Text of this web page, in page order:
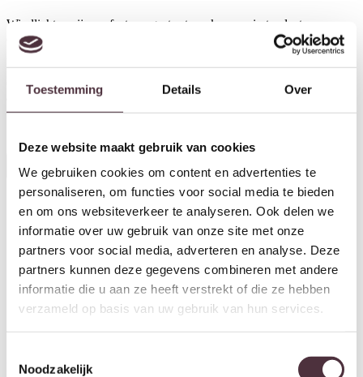
Toestemming Details Over
Deze website maakt gebruik van cookies
We gebruiken cookies om content en advertenties te
personaliseren, om functies voor social media te bieden
en om ons websiteverkeer te analyseren. Ook delen we
informatie over uw gebruik van onze site met onze
partners voor social media, adverteren en analyse. Deze
partners kunnen deze gegevens combineren met andere
informatie die u aan ze heeft verstrekt of die ze hebben
verzameld op basis van uw gebruik van hun services.
Noodzakelijk
Windlichten zijn perfect om grote stompkaarsen in te plaatsen en
creëren direct een sfeervolle ambiance. Of u ze nu op tafel of op de
grond zet, ze voegen altijd een stijlvolle touch toe aan uw interieur.
In de zomer zijn ze ideaal voor buiten; plaats ze onder de veranda of
op het terras en geniet van die extra gezellige sfeer tijdens lange
avonden.
Alle filters
Richmond Interiors Windlicht